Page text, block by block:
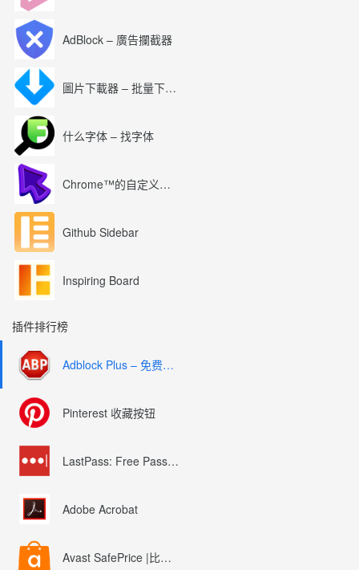
AdBlock – 廣告攔截器
圖片下載器 – 批量下載圖片
什么字体 – 找字体
Chrome™的自定义光标
Github Sidebar
Inspiring Board
插件排行榜
Adblock Plus – 免费的广告拦截器
Pinterest 收藏按钮
LastPass: Free Password Manager
Adobe Acrobat
Avast SafePrice |比较、交易、优惠券